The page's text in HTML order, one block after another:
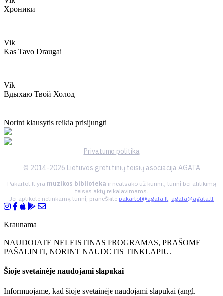
Хроники
Vik
Kas Tavo Draugai
Vik
Вдыхаю Твой Холод
Norint klausytis reikia prisijungti
Privatumo politika
© 2014-2026 Lietuvos gretutinių teisių asociacija AGATA
Pakartot.lt yra muzikos biblioteka ir neatsako už kūrinių turinį bei atitikimą
teisės aktų reikalavimams.
Jei aptikote netinkamą turinį, praneškite pakartot@agata.lt, agata@agata.lt
Kraunama
NAUDOJATE NELEISTINAS PROGRAMAS, PRAŠOME
PAŠALINTI, NORINT NAUDOTIS TINKLAPIU.
Šioje svetainėje naudojami slapukai
Informuojame, kad šioje svetainėje naudojami slapukai (angl.